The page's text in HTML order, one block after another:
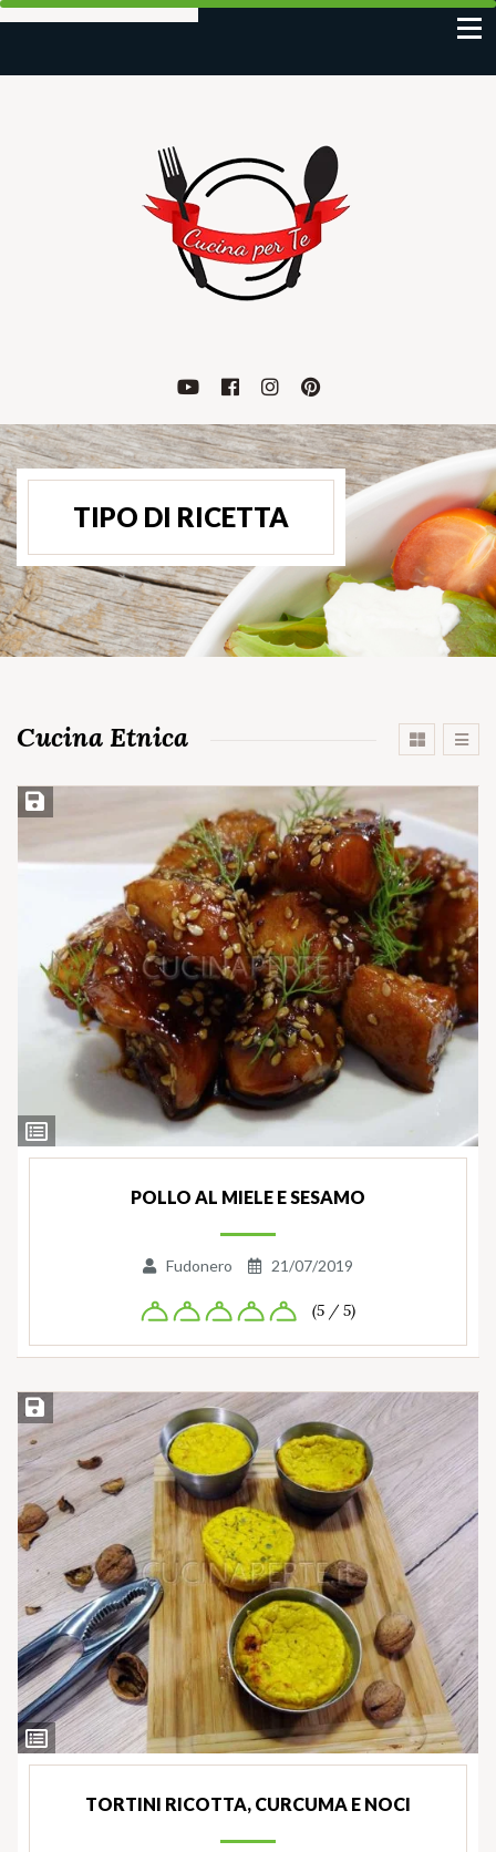
TIPO DI RICETTA
Cucina Etnica
Ingredienti
Salva ricetta
POLLO AL MIELE E SESAMO
Fudonero 21/07/2019
(5 / 5)
Ingredienti
Salva ricetta
TORTINI RICOTTA, CURCUMA E NOCI